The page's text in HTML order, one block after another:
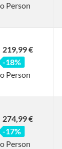
Person
219,99 €
-18%
Person
274,99 €
-17%
Person